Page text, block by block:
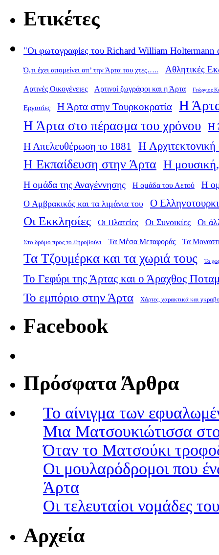
Ετικέτες
"Οι φωτογραφίες του Richard William Holtermann
Ό,τι έχει απομείνει απ’ την Άρτα του χτες….. Αθλητικές
Αρτινές Οικογένειες Αρτινοί ζωγράφοι και η Άρτα Γεώργιος
Εργασίες Η Άρτα στην Τουρκοκρατία Η
Η Άρτα στο πέρασμα του χρόνου Η
Η Απελευθέρωση το 1881
Η
Η Εκπαίδευση στην Άρτα Η μουσική,
Η ομάδα της Αναγέννησης Η ομάδα του Αετού Η
Ο Αμβρακικός και τα λιμάνια του Ο
Οι Εκκλησίες Οι Πλατείες Οι Συνοικίες Οι
Στο δρόμο προς το Ξηροβούνι Τα Μέσα Μεταφοράς Τα
Τα Τζουμέρκα και τα χωριά τους Τα
Το Γεφύρι της Άρτας και ο Άραχθος
Το εμπόριο στην Άρτα Χάρτες, χαρακτικά και
Facebook
Πρόσφατα Άρθρα
Το αίνιγμα των
Μια Ματσουκιώτισσα
Όταν το Ματσούκι
Οι μουλαρόδρομοι που
Άρτα
Οι τελευταίοι νομάδες
Αρχεία